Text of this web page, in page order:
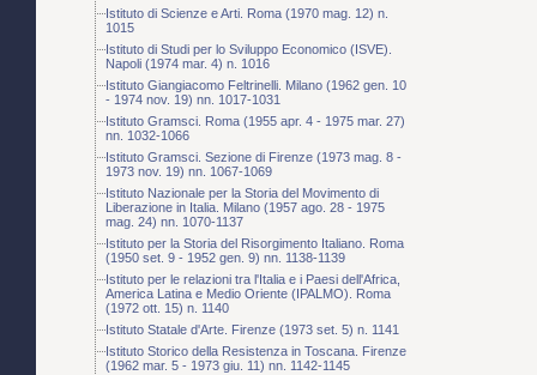
Istituto di Scienze e Arti. Roma (1970 mag. 12) n.
1015
Istituto di Studi per lo Sviluppo Economico (ISVE).
Napoli (1974 mar. 4) n. 1016
Istituto Giangiacomo Feltrinelli. Milano (1962 gen. 10
- 1974 nov. 19) nn. 1017-1031
Istituto Gramsci. Roma (1955 apr. 4 - 1975 mar. 27)
nn. 1032-1066
Istituto Gramsci. Sezione di Firenze (1973 mag. 8 -
1973 nov. 19) nn. 1067-1069
Istituto Nazionale per la Storia del Movimento di
Liberazione in Italia. Milano (1957 ago. 28 - 1975
mag. 24) nn. 1070-1137
Istituto per la Storia del Risorgimento Italiano. Roma
(1950 set. 9 - 1952 gen. 9) nn. 1138-1139
Istituto per le relazioni tra l'Italia e i Paesi dell'Africa,
America Latina e Medio Oriente (IPALMO). Roma
(1972 ott. 15) n. 1140
Istituto Statale d'Arte. Firenze (1973 set. 5) n. 1141
Istituto Storico della Resistenza in Toscana. Firenze
(1962 mar. 5 - 1973 giu. 11) nn. 1142-1145